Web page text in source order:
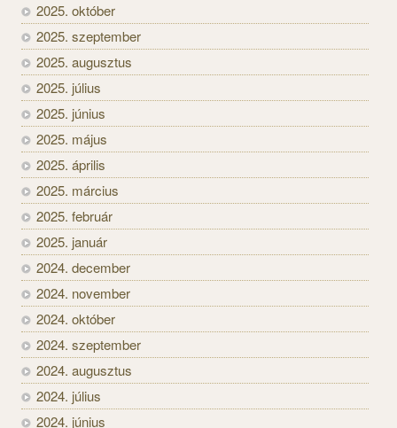
2025. október
2025. szeptember
2025. augusztus
2025. július
2025. június
2025. május
2025. április
2025. március
2025. február
2025. január
2024. december
2024. november
2024. október
2024. szeptember
2024. augusztus
2024. július
2024. június